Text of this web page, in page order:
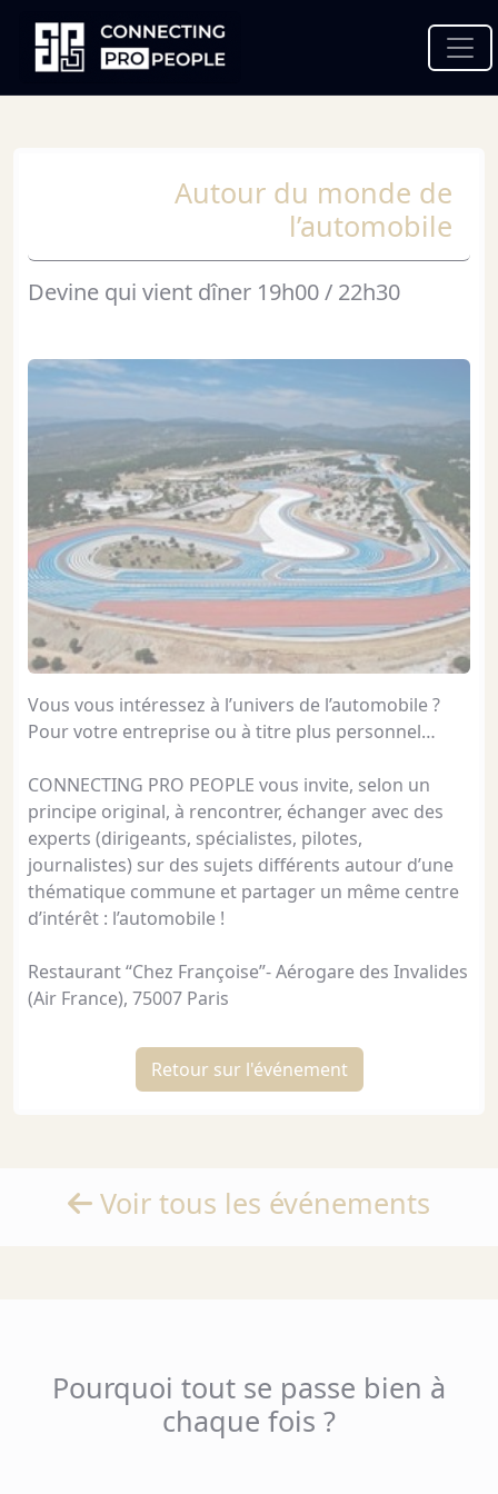
Autour du monde de
l’automobile
Devine qui vient dîner 19h00 / 22h30
Vous vous intéressez à l’univers de l’automobile ?
Pour votre entreprise ou à titre plus personnel…
CONNECTING PRO PEOPLE vous invite, selon un
principe original, à rencontrer, échanger avec des
experts (dirigeants, spécialistes, pilotes,
journalistes) sur des sujets différents autour d’une
thématique commune et partager un même centre
d’intérêt : l’automobile !
Restaurant “Chez Françoise”- Aérogare des Invalides
(Air France), 75007 Paris
Retour sur l'événement
Voir tous les événements
Pourquoi tout se passe bien à
chaque fois ?